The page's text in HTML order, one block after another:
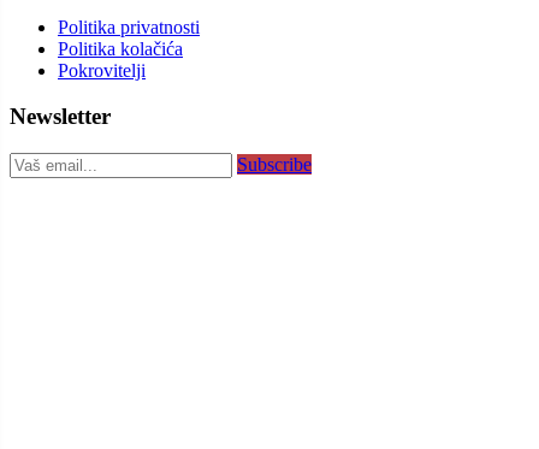
Politika privatnosti
Politika kolačića
Pokrovitelji
Newsletter
Subscribe